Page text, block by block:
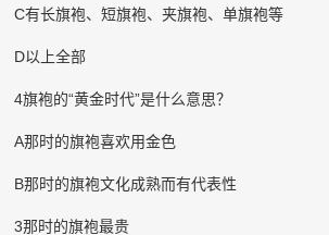
C有长旗袍、短旗袍、夹旗袍、单旗袍等
D以上全部
4旗袍的“黄金时代”是什么意思？
A那时的旗袍喜欢用金色
B那时的旗袍文化成熟而有代表性
3那时的旗袍最贵